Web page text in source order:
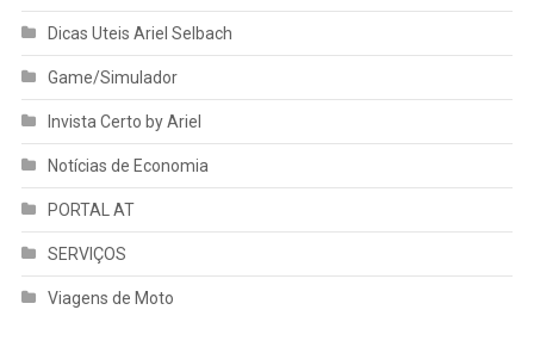
Dicas Uteis Ariel Selbach
Game/Simulador
Invista Certo by Ariel
Notícias de Economia
PORTAL AT
SERVIÇOS
Viagens de Moto